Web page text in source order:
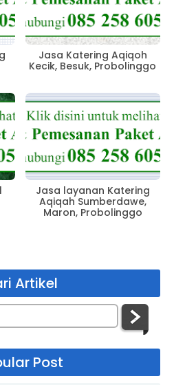
Jasa Katering Aqiqoh
Kecik, Besuk, Probolinggo
Jasa layanan Katering
Aqiqah Sumberdawe,
Maron, Probolinggo
Artikel
Post